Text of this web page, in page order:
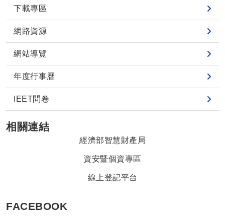
下載專區
網路資源
網站導覽
年度行事曆
IEET問卷
相關連結
經濟部智慧財產局
資安暨個資專區
線上登記平台
FACEBOOK